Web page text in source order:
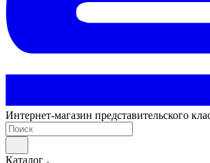
Интернет-магазин представительского
Каталог